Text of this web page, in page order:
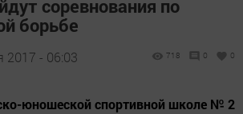
соревнования по
борьбе
2017 - 06:03 718 0 0
юношеской спортивной школе № 2